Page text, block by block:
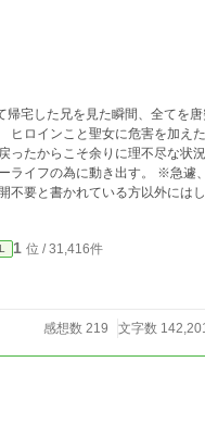
宅した兄を見た瞬間、全てを
ヒロインこと聖女に危害を加え
ったからこそ余りに理不尽な状
キャラクターの名前を変更しました。読
要と書かれている方以外には
1 位 / 31,416件
感想数 219 文字数